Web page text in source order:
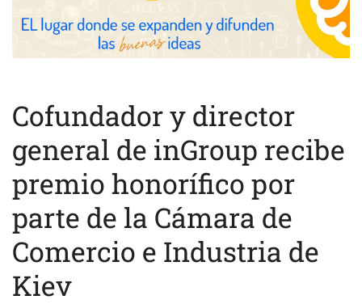
Cofundador y director
general de inGroup recibe
premio honorífico por
parte de la Cámara de
Comercio e Industria de
Kiev